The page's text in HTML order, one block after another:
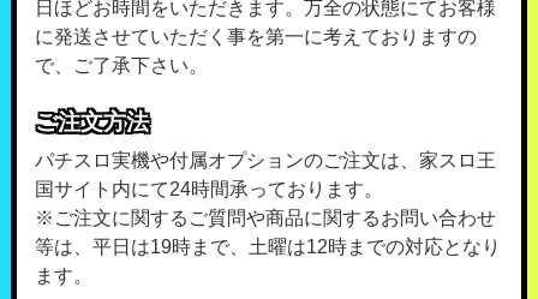
日ほどお時間をいただきます。万全の状態にてお客様
に発送させていただく事を第一に考えておりますの
で、ご了承下さい。
ご注文方法
パチスロ実機や付属オプションのご注文は、家スロ王
国サイト内にて24時間承っております。
※ご注文に関するご質問や商品に関するお問い合わせ
等は、平日は19時まで、土曜は12時までの対応となり
ます。